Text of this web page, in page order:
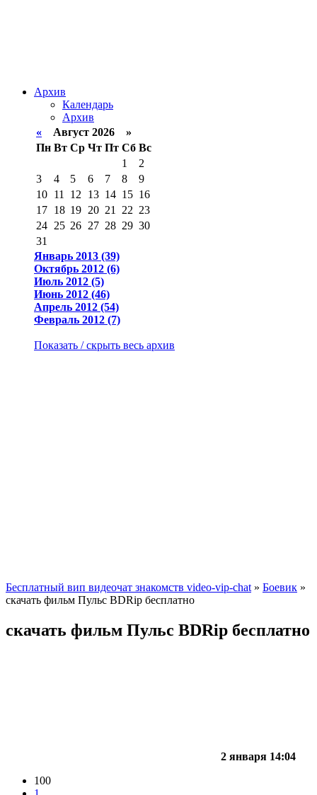
Архив
Календарь
Архив
« Август 2026 »
Пн Вт Ср Чт Пт Сб Вс
1
2
3
4 5 6 7 8
9
10 11 12 13 14 15 16
17 18 19 20 21 22 23
24 25 26 27 28 29 30
31
Январь 2013 (39)
Октябрь 2012 (6)
Июль 2012 (5)
Июнь 2012 (46)
Апрель 2012 (54)
Февраль 2012 (7)
Показать / скрыть весь архив
Бесплатный вип видеочат знакомств video-vip-chat » Боевик »
скачать фильм Пульс BDRip бесплатно
скачать фильм Пульс BDRip бесплатно
2 января 14:04
100